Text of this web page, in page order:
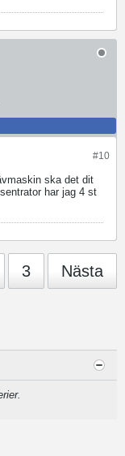
#10
ska det dit
har jag 4 st
3 Nästa